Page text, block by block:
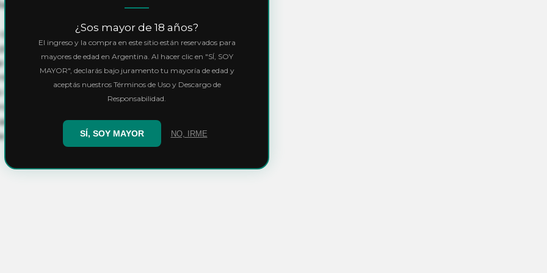
con perlita y nutrientes base
físicas y químicas
y la conductividad son
a cultivar. De esta forma se
requeridos en forma
microelementos.
de conservar su
la buena relación aire /
para el sano crecimiento del
¿Sos mayor de 18 años?
El ingreso y la compra en este sitio están reservados para
mayores de edad en Argentina. Al hacer clic en "SÍ, SOY
MAYOR", declarás bajo juramento tu mayoría de edad y
aceptás nuestros Términos de Uso y Descargo de
Responsabilidad.
SÍ, SOY MAYOR NO, IRME